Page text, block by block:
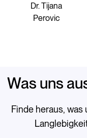
Dr. Tijana
Perovic
Was uns
Finde heraus,